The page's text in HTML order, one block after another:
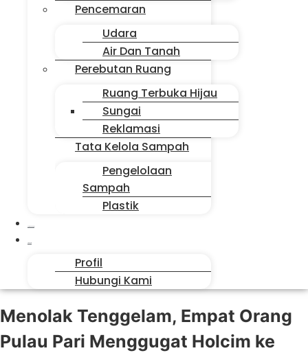
Pencemaran
Udara
Air Dan Tanah
Perebutan Ruang
Ruang Terbuka Hijau
Sungai
Reklamasi
Tata Kelola Sampah
Pengelolaan
Sampah
Plastik
Profil
Hubungi Kami
Menolak Tenggelam, Empat Orang
Pulau Pari Menggugat Holcim ke